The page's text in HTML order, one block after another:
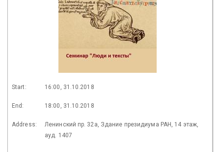
Start: 16:00, 31.10.2018
End: 18:00, 31.10.2018
Address:
Ленинский пр. 32а, Здание президиума РАН, 14 этаж,
ауд. 1407